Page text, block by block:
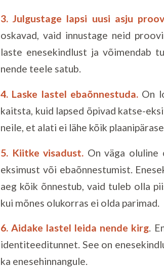
3. Julgustage lapsi uusi asju
oskavad, vaid innustage neid
laste enesekindlust ja võimendab
nende teele satub.
4. Laske lastel ebaõnnestuda. On
kaitsta, kuid lapsed õpivad katse-
neile, et alati ei lähe kõik
5. Kiitke visadust. On väga oluline
eksimust või ebaõnnestumist.
aeg kõik õnnestub, vaid tuleb olla
kui mõnes olukorras ei olda parimad.
6. Aidake lastel leida nende kirg.
identiteeditunnet. See on
ka enesehinnangule.